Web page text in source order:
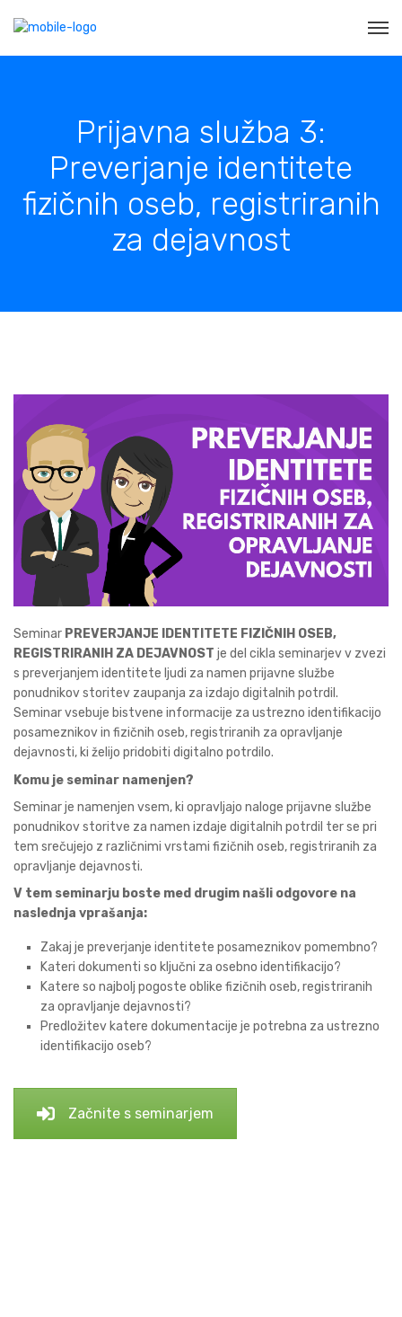
Prijavna služba 3:
Preverjanje identitete
fizičnih oseb, registriranih
za dejavnost
Seminar PREVERJANJE IDENTITETE FIZIČNIH OSEB,
REGISTRIRANIH ZA DEJAVNOST je del cikla seminarjev v zvezi
s preverjanjem identitete ljudi za namen prijavne službe
ponudnikov storitev zaupanja za izdajo digitalnih potrdil.
Seminar vsebuje bistvene informacije za ustrezno identifikacijo
posameznikov in fizičnih oseb, registriranih za opravljanje
dejavnosti, ki želijo pridobiti digitalno potrdilo.
Komu je seminar namenjen?
Seminar je namenjen vsem, ki opravljajo naloge prijavne službe
ponudnikov storitve za namen izdaje digitalnih potrdil ter se pri
tem srečujejo z različnimi vrstami fizičnih oseb, registriranih za
opravljanje dejavnosti.
V tem seminarju boste med drugim našli odgovore na
naslednja vprašanja:
Zakaj je preverjanje identitete posameznikov pomembno?
Kateri dokumenti so ključni za osebno identifikacijo?
Katere so najbolj pogoste oblike fizičnih oseb, registriranih
za opravljanje dejavnosti?
Predložitev katere dokumentacije je potrebna za ustrezno
identifikacijo oseb?
Začnite s seminarjem